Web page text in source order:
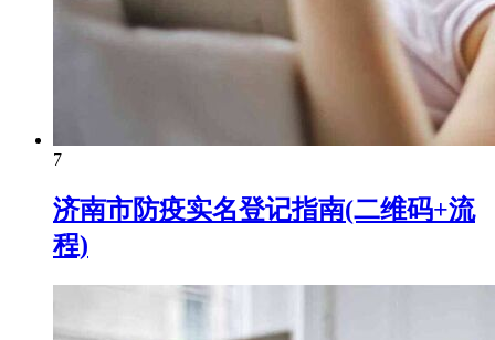
7
济南市防疫实名登记指南(二维码+流
程)